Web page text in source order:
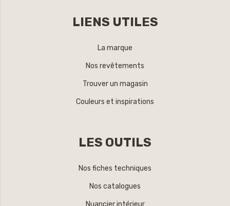
LIENS UTILES
La marque
Nos revêtements
Trouver un magasin
Couleurs et inspirations
LES OUTILS
Nos fiches techniques
Nos catalogues